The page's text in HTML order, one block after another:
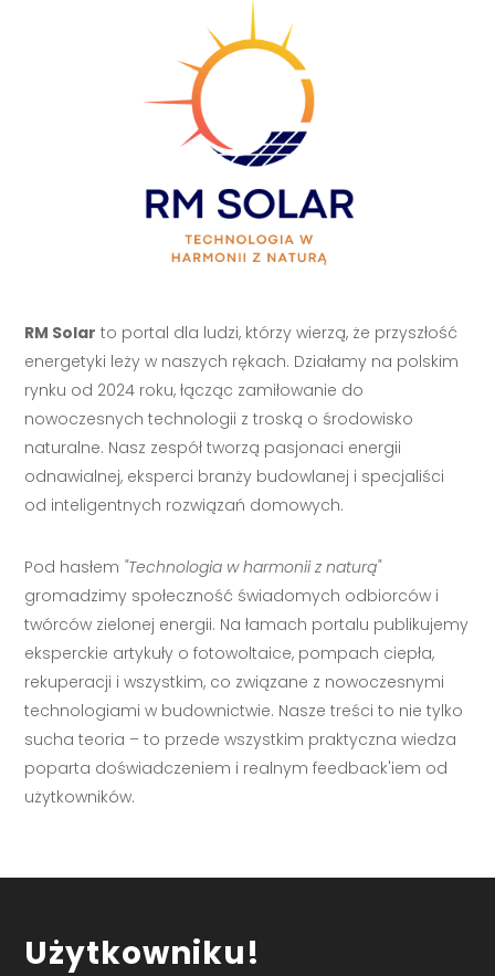
RM Solar to portal dla ludzi, którzy wierzą, że przyszłość
energetyki leży w naszych rękach. Działamy na polskim
rynku od 2024 roku, łącząc zamiłowanie do
nowoczesnych technologii z troską o środowisko
naturalne. Nasz zespół tworzą pasjonaci energii
odnawialnej, eksperci branży budowlanej i specjaliści
od inteligentnych rozwiązań domowych.
Pod hasłem "Technologia w harmonii z naturą"
gromadzimy społeczność świadomych odbiorców i
twórców zielonej energii. Na łamach portalu publikujemy
eksperckie artykuły o fotowoltaice, pompach ciepła,
rekuperacji i wszystkim, co związane z nowoczesnymi
technologiami w budownictwie. Nasze treści to nie tylko
sucha teoria – to przede wszystkim praktyczna wiedza
poparta doświadczeniem i realnym feedback'iem od
użytkowników.
Użytkowniku!